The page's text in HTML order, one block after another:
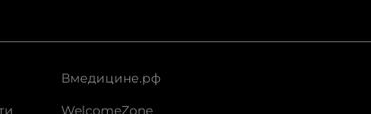
Вмедицине.рф
WelcomeZone